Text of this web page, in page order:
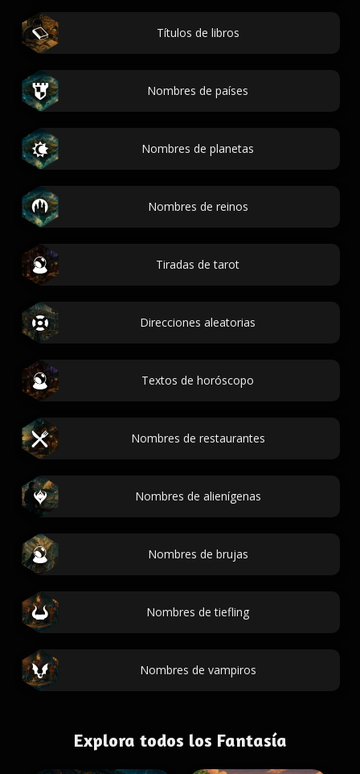
Títulos de libros
Nombres de países
Nombres de planetas
Nombres de reinos
Tiradas de tarot
Direcciones aleatorias
Textos de horóscopo
Nombres de restaurantes
Nombres de alienígenas
Nombres de brujas
Nombres de tiefling
Nombres de vampiros
Explora todos los Fantasía